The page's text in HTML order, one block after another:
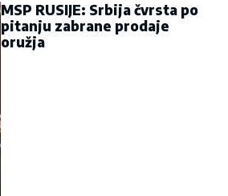
MSP RUSIJE: Srbija čvrsta po
pitanju zabrane prodaje
oružja